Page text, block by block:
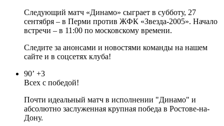
Следующий матч «Динамо» сыграет в субботу, 27
сентября – в Перми против ЖФК «Звезда-2005». Начало
встречи – в 11:00 по московскому времени.
Следите за анонсами и новостями команды на нашем
сайте и в соцсетях клуба!
90’ +3
Всех с победой!
Почти идеальный матч в исполнении "Динамо" и
абсолютно заслуженная крупная победа в Ростове-на-
Дону.